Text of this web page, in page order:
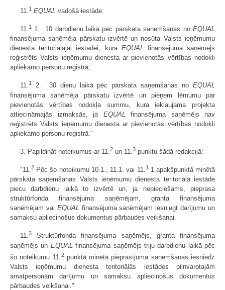
11. 1 EQUAL vadošā iestāde:
11.1 1. 10 darbdienu laikā pēc pārskata saņemšanas no EQUAL
finansē­juma saņēmēja pārskatu izvērtē un nosūta Valsts ieņēmumu
dienesta teritoriā­lajai iestādei, kurā EQUALfinansējuma saņēmējs
reģistrēts Valsts ieņēmumu dienesta ar pievienotās vērtības nodokli
apliekamo personu reģistrā;
11.1 2. 30 dienu laikā pēc pārskata saņemšanas no EQUAL
finansējuma saņēmēja pārskatu izvērtē un pieņem lēmumu par
pievienotās vērtības nodokļa summu, kura iekļaujama projekta
attiecināmajās izmaksās, ja EQUAL
finan­sējuma saņēmējs nav
reģistrēts Valsts ieņēmumu dienesta ar pievienotās vērtības nodokli
apliekamo personu reģistrā."
3. Papildināt noteikumus ar 11. 2 un 11. 3 punktu šādā redakcijā:
"11.2 Pēc šo noteikumu 10.1., 11.1. vai 11.11.apakšpunktā minētā
pārska­ta saņemšanas Valsts ieņēmumu dienesta teritoriālā iestāde
piecu darbdienu laikā to izvērtē un, ja nepieciešams, pieprasa
struktūrfonda finansējuma saņēmējam, granta finansējuma
saņēmējam vai EQUALfinansējuma saņēmējam iesniegt darījumu un
samaksu apliecinošus dokumentus pārbaudes veikšanai.
11.3
Struktūrfonda finansējuma saņēmējs, granta finansējuma
saņēmējs un EQUAL finansējuma saņēmējs triju darbdienu laikā pēc
šo noteikumu 11. 2punktā minētā pieprasījuma saņemšanas iesniedz
Valsts ieņēmumu dienesta teritoriālās iestādes pilnvarotajām
amatpersonām darījumu un samaksu apliecinošus dokumentus
pārbaudes veikšanai."